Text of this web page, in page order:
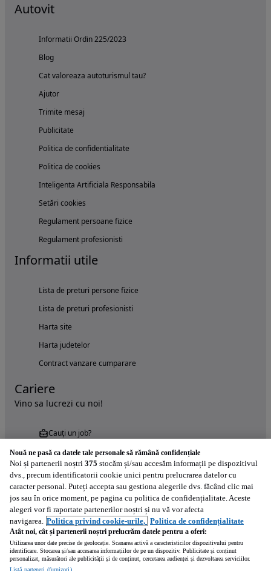
Autovit
Informatii Ordin 225/2023
Blog
Cat valoreaza autoturismul tau?
Ajutor
Trimite mesaj
Publicitate
Politica de confidentialitate
Politica de cookies
Inteligenta Artificiala Responsabila
Setări cookies
Regulament persoane fizice
Regulament profesionisti
Informatii utile
Lista de preturi persone fizice
Lista de preturi profesionisti
Harta site
Harta judetelor
Contract vanzare cumparare
Cariere
Vino sa lucrezi cu noi!
Cauți un job?
Încearcă acum aplicația Autovit.ro
Nouă ne pasă ca datele tale personale să rămână confidențiale
Noi și partenerii noștri 375 stocăm și/sau accesăm informații pe dispozitivul
dvs., precum identificatorii cookie unici pentru prelucrarea datelor cu
caracter personal. Puteți accepta sau gestiona alegerile dvs. făcând clic mai
jos sau în orice moment, pe pagina cu politica de confidențialitate. Aceste
alegeri vor fi raportate partenerilor noștri și nu vă vor afecta
navigarea. Politica privind cookie-urile, Politica de confidențialitate
Atât noi, cât și partenerii noștri prelucrăm datele pentru a oferi:
Utilizarea unor date precise de geolocație. Scanarea activă a caracteristicilor dispozitivului pentru
identificare. Stocarea și/sau accesarea informațiilor de pe un dispozitiv. Publicitate și conținut
personalizat, măsurători ale publicității și de conținut, cercetarea audienței și dezvoltarea serviciilor.
Listă parteneri (furnizori)